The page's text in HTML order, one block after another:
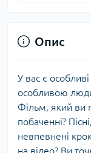
Опис
У вас є
особливою
Фільм, який ви
побаченні?
невпевнені
на відео? Ви